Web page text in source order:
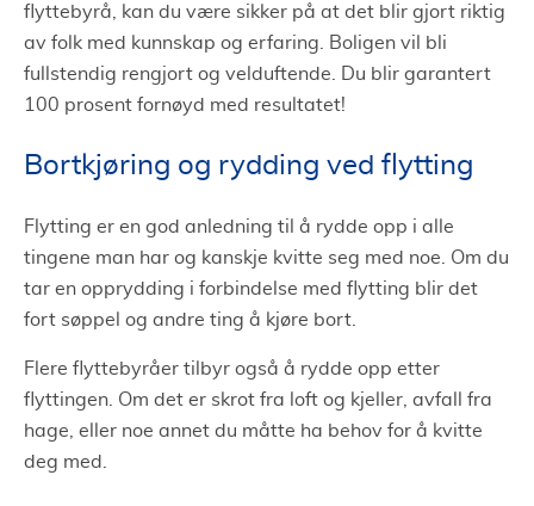
flyttebyrå, kan du være sikker på at det blir gjort riktig
av folk med kunnskap og erfaring. Boligen vil bli
fullstendig rengjort og velduftende. Du blir garantert
100 prosent fornøyd med resultatet!
Bortkjøring og rydding ved flytting
Flytting er en god anledning til å rydde opp i alle
tingene man har og kanskje kvitte seg med noe. Om du
tar en opprydding i forbindelse med flytting blir det
fort søppel og andre ting å kjøre bort.
Flere flyttebyråer tilbyr også å rydde opp etter
flyttingen. Om det er skrot fra loft og kjeller, avfall fra
hage, eller noe annet du måtte ha behov for å kvitte
deg med.